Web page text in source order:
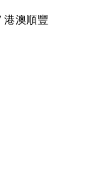
港澳順豐